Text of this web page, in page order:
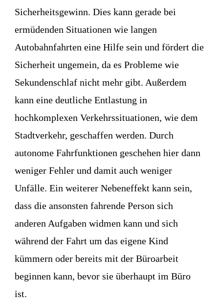
Sicherheitsgewinn. Dies kann gerade bei
ermüdenden Situationen wie langen
Autobahnfahrten eine Hilfe sein und fördert die
Sicherheit ungemein, da es Probleme wie
Sekundenschlaf nicht mehr gibt. Außerdem
kann eine deutliche Entlastung in
hochkomplexen Verkehrssituationen, wie dem
Stadtverkehr, geschaffen werden. Durch
autonome Fahrfunktionen geschehen hier dann
weniger Fehler und damit auch weniger
Unfälle. Ein weiterer Nebeneffekt kann sein,
dass die ansonsten fahrende Person sich
anderen Aufgaben widmen kann und sich
während der Fahrt um das eigene Kind
kümmern oder bereits mit der Büroarbeit
beginnen kann, bevor sie überhaupt im Büro
ist.